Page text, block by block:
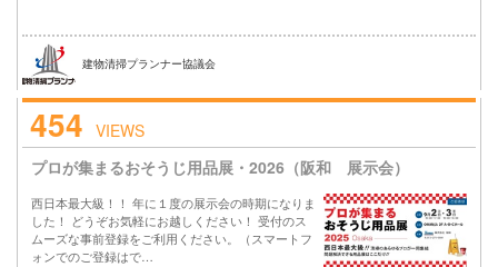
建物清掃プランナー協議会
454 VIEWS
プロが集まるおそうじ用品展・2026（阪和 展示会）
西日本最大級！！ 年に１度の展示会の時期になりま
した！ どうぞお気軽にお越しください！ 受付のス
ムーズな事前登録をご利用ください。（スマートフ
ォンでのご登録はで…